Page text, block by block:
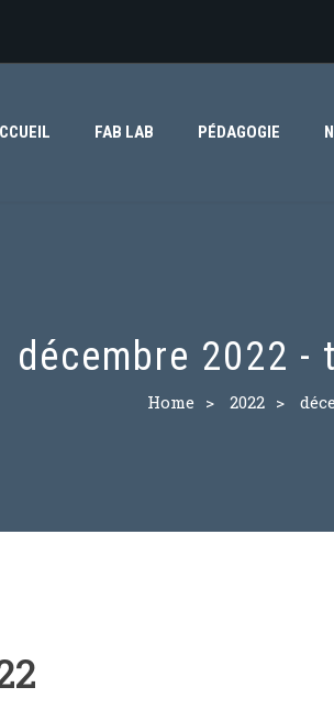
FAB LAB PÉDAGOGIE
décembre 2022 -
Home > 2022 >